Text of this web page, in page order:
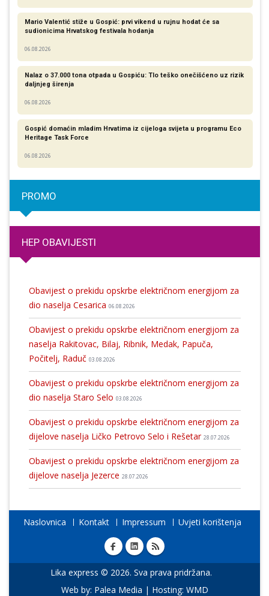
Mario Valentić stiže u Gospić: prvi vikend u rujnu hodat će sa
sudionicima Hrvatskog festivala hodanja
06.08.2026
Nalaz o 37.000 tona otpada u Gospiću: Tlo teško onečišćeno uz rizik
daljnjeg širenja
06.08.2026
Gospić domaćin mladim Hrvatima iz cijeloga svijeta u programu Eco
Heritage Task Force
06.08.2026
PROMO
HEP OBAVIJESTI
Obavijest o prekidu opskrbe električnom energijom za
dio naselja Cesarica 06.08.2026
Obavijest o prekidu opskrbe električnom energijom za
naselja Rakitovac, Bilaj, Ribnik, Medak, Papuča,
Počitelj, Raduč 03.08.2026
Obavijest o prekidu opskrbe električnom energijom za
dio naselja Staro Selo 03.08.2026
Obavijest o prekidu opskrbe električnom energijom za
dijelove naselja Ličko Petrovo Selo i Rešetar 28.07.2026
Obavijest o prekidu opskrbe električnom energijom za
dijelove naselja Jezerce 28.07.2026
Naslovnica Kontakt Impressum Uvjeti korištenja
Lika express © 2026. Sva prava pridržana.
Web by: Palea Media | Hosting: WMD